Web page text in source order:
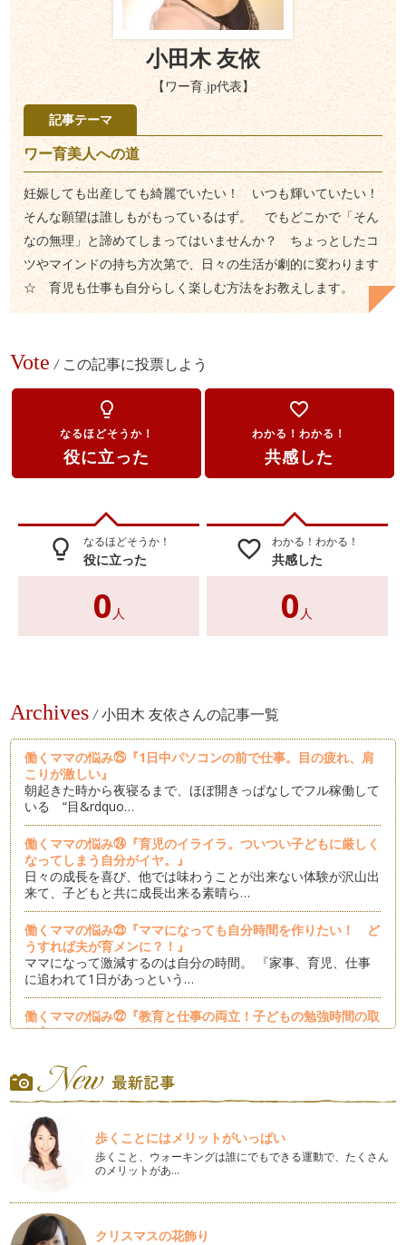
小田木 友依
【ワー育.jp代表】
記事テーマ
ワー育美人への道
妊娠しても出産しても綺麗でいたい！ いつも輝いていたい！
そんな願望は誰しもがもっているはず。 でもどこかで「そん
なの無理」と諦めてしまってはいませんか？ ちょっとしたコ
ツやマインドの持ち方次第で、日々の生活が劇的に変わります
☆ 育児も仕事も自分らしく楽しむ方法をお教えします。
Vote / この記事に投票しよう
lightbulb_outline
なるほどそうか！
役に立った
favorite_border
わかる！わかる！
共感した
lightbulb_outline なるほどそうか！
役に立った
0 人
favorite_border わかる！わかる！
共感した
0 人
Archives / 小田木 友依さんの記事一覧
働くママの悩み㉕『1日中パソコンの前で仕事。目の疲れ、肩
こりが激しい』
朝起きた時から夜寝るまで、ほぼ開きっぱなしでフル稼働して
いる “目&rdquo…
働くママの悩み㉔『育児のイライラ。ついつい子どもに厳しく
なってしまう自分がイヤ。』
日々の成長を喜び、他では味わうことが出来ない体験が沢山出
来て、子どもと共に成長出来る素晴ら…
働くママの悩み㉓『ママになっても自分時間を作りたい！ ど
うすれば夫が育メンに？！』
ママになって激減するのは自分の時間。 『家事、育児、仕事
に追われて1日があっという…
働くママの悩み㉒『教育と仕事の両立！子どもの勉強時間の取
り方』
育児期のママに共通した悩み…
働くママの悩み㉑『育児しながら仕事を続けるか辞めるか』
経済協力開発機構（OECD）は、「日本では学校卒業後、多く
の女性が就職するが、約60％の女…
働くママの悩み⑳『共働き家庭のお金。共働きはお金がかか
る？！』
「何のために働いているか分からないな。」 「保育園にかか
る費用をお給料から差引いた…
歩くことにはメリットがいっぱい
歩くこと、ウォーキングは誰にでもできる運動で、たくさん
のメリットがあ…
クリスマスの花飾り